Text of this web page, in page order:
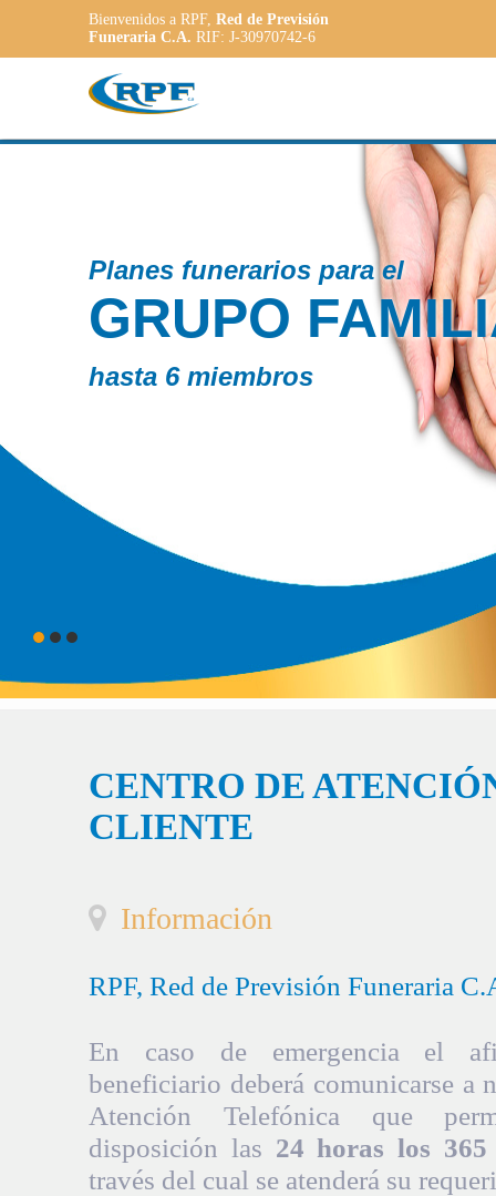
Bienvenidos a RPF, Red de Previsión
Funeraria C.A. RIF: J-30970742-6
Contamos
a las
CENTRO DE
CLIENTE
Información
RPF, Red de Previsión Funeraria
En caso de emergencia el
beneficiario deberá comunicarse a
Atención Telefónica que
disposición las 24 horas los
través del cual se atenderá su